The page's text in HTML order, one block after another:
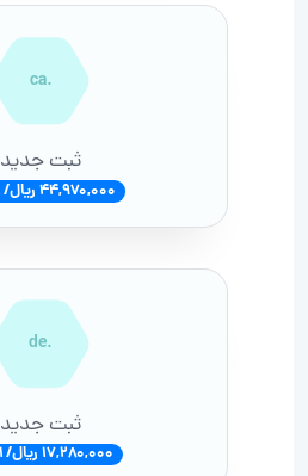
.ca
ثبت جدید
44,970,000 ریال/ 1 سال
.de
ثبت جدید
17,280,000 ریال/ 1 سال